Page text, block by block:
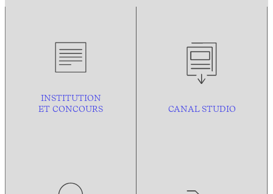
INSTITUTION
ET CONCOURS
CANAL STUDIO